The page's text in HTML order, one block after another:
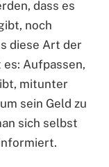
dass es
noch
diese Art der
Aufpassen,
mitunter
sein Geld zu
sich selbst